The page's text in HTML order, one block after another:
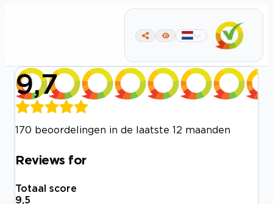
9,7
170 beoordelingen in de laatste 12 maanden
Reviews for
Totaal score
9,5